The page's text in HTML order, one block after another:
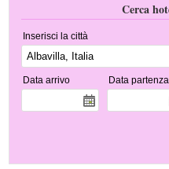
Cerca
Inserisci la città
Data arrivo Data partenza